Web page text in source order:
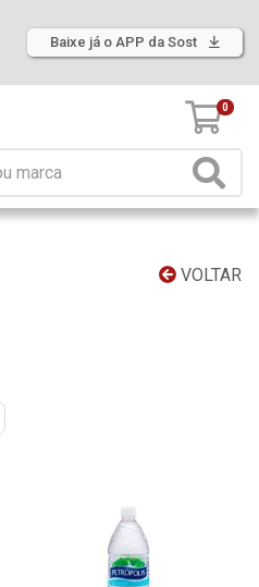
Baixe já o APP da Sost
0
VOLTAR